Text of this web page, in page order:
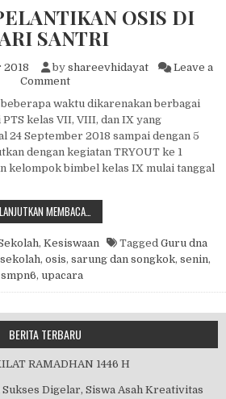
OSIS DI
SANTRI
2018 by shareevhidayat
Leave a
Commenton UPACARA PELANTIKAN
waktu dikarenakan berbagai
kelas VII, VIII, dan IX yang
24 September 2018 sampai dengan 5
dengan kegiatan TRYOUT ke 1
kelompok bimbel kelas IX mulai tanggal
LANJUTKAN MEMBACA…
, Kesiswaan Tagged Guru dna
, osis, sarung dan songkok, senin,
smpn6, upacara
BERITA TERBARU
RAMADHAN 1446 H
Digelar, Siswa Asah Kreativitas